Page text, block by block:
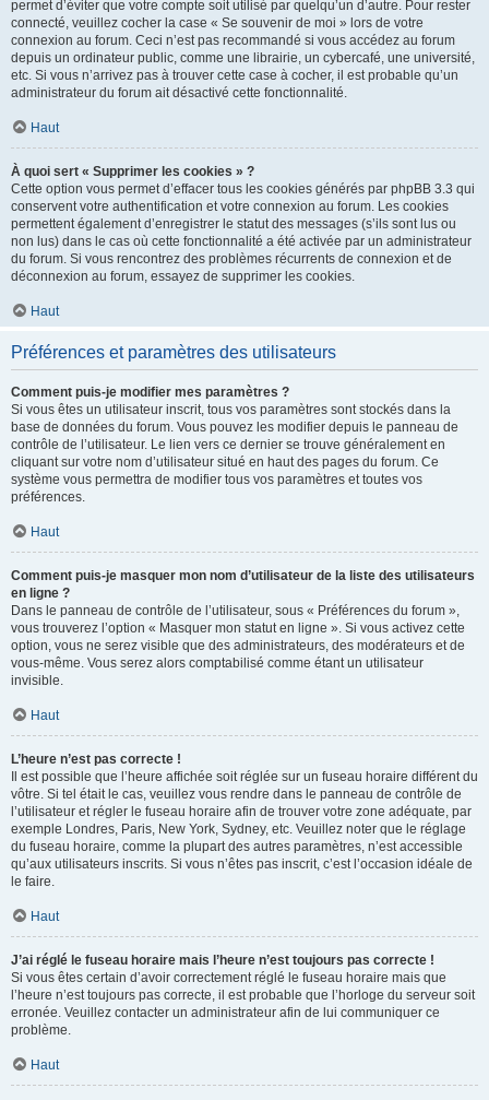
permet d’éviter que votre compte soit utilisé par quelqu’un d’autre. Pour rester
connecté, veuillez cocher la case « Se souvenir de moi » lors de votre
connexion au forum. Ceci n’est pas recommandé si vous accédez au forum
depuis un ordinateur public, comme une librairie, un cybercafé, une université,
etc. Si vous n’arrivez pas à trouver cette case à cocher, il est probable qu’un
administrateur du forum ait désactivé cette fonctionnalité.
Haut
À quoi sert « Supprimer les cookies » ?
Cette option vous permet d’effacer tous les cookies générés par phpBB 3.3 qui
conservent votre authentification et votre connexion au forum. Les cookies
permettent également d’enregistrer le statut des messages (s’ils sont lus ou
non lus) dans le cas où cette fonctionnalité a été activée par un administrateur
du forum. Si vous rencontrez des problèmes récurrents de connexion et de
déconnexion au forum, essayez de supprimer les cookies.
Haut
Préférences et paramètres des utilisateurs
Comment puis-je modifier mes paramètres ?
Si vous êtes un utilisateur inscrit, tous vos paramètres sont stockés dans la
base de données du forum. Vous pouvez les modifier depuis le panneau de
contrôle de l’utilisateur. Le lien vers ce dernier se trouve généralement en
cliquant sur votre nom d’utilisateur situé en haut des pages du forum. Ce
système vous permettra de modifier tous vos paramètres et toutes vos
préférences.
Haut
Comment puis-je masquer mon nom d’utilisateur de la liste des utilisateurs
en ligne ?
Dans le panneau de contrôle de l’utilisateur, sous « Préférences du forum »,
vous trouverez l’option « Masquer mon statut en ligne ». Si vous activez cette
option, vous ne serez visible que des administrateurs, des modérateurs et de
vous-même. Vous serez alors comptabilisé comme étant un utilisateur
invisible.
Haut
L’heure n’est pas correcte !
Il est possible que l’heure affichée soit réglée sur un fuseau horaire différent du
vôtre. Si tel était le cas, veuillez vous rendre dans le panneau de contrôle de
l’utilisateur et régler le fuseau horaire afin de trouver votre zone adéquate, par
exemple Londres, Paris, New York, Sydney, etc. Veuillez noter que le réglage
du fuseau horaire, comme la plupart des autres paramètres, n’est accessible
qu’aux utilisateurs inscrits. Si vous n’êtes pas inscrit, c’est l’occasion idéale de
le faire.
Haut
J’ai réglé le fuseau horaire mais l’heure n’est toujours pas correcte !
Si vous êtes certain d’avoir correctement réglé le fuseau horaire mais que
l’heure n’est toujours pas correcte, il est probable que l’horloge du serveur soit
erronée. Veuillez contacter un administrateur afin de lui communiquer ce
problème.
Haut